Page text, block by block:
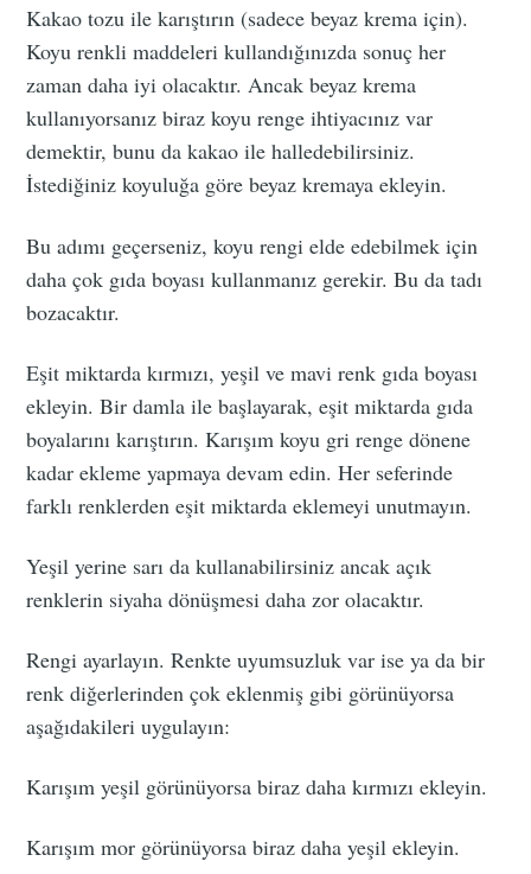
Kakao tozu ile karıştırın (sadece beyaz krema için).
Koyu renkli maddeleri kullandığınızda sonuç her
zaman daha iyi olacaktır. Ancak beyaz krema
kullanıyorsanız biraz koyu renge ihtiyacınız var
demektir, bunu da kakao ile halledebilirsiniz.
İstediğiniz koyuluğa göre beyaz kremaya ekleyin.
Bu adımı geçerseniz, koyu rengi elde edebilmek için
daha çok gıda boyası kullanmanız gerekir. Bu da tadı
bozacaktır.
Eşit miktarda kırmızı, yeşil ve mavi renk gıda boyası
ekleyin. Bir damla ile başlayarak, eşit miktarda gıda
boyalarını karıştırın. Karışım koyu gri renge dönene
kadar ekleme yapmaya devam edin. Her seferinde
farklı renklerden eşit miktarda eklemeyi unutmayın.
Yeşil yerine sarı da kullanabilirsiniz ancak açık
renklerin siyaha dönüşmesi daha zor olacaktır.
Rengi ayarlayın. Renkte uyumsuzluk var ise ya da bir
renk diğerlerinden çok eklenmiş gibi görünüyorsa
aşağıdakileri uygulayın:
Karışım yeşil görünüyorsa biraz daha kırmızı ekleyin.
Karışım mor görünüyorsa biraz daha yeşil ekleyin.